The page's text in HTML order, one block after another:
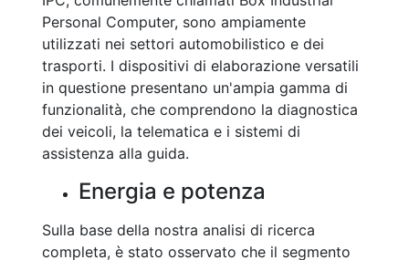
Personal Computer, sono ampiamente
utilizzati nei settori automobilistico e dei
trasporti. I dispositivi di elaborazione versatili
in questione presentano un'ampia gamma di
funzionalità, che comprendono la diagnostica
dei veicoli, la telematica e i sistemi di
assistenza alla guida.
Energia e potenza
Sulla base della nostra analisi di ricerca
completa, è stato osservato che il segmento